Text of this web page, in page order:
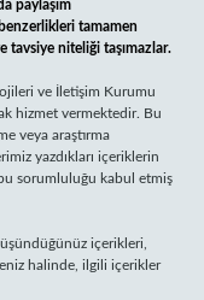
paylaşım
tamamen
tavsiye niteliği taşımazlar.
ve İletişim Kurumu
hizmet vermektedir. Bu
veya araştırma
yazdıkları içeriklerin
sorumluluğu kabul etmiş
içerikleri,
halinde, ilgili içerikler